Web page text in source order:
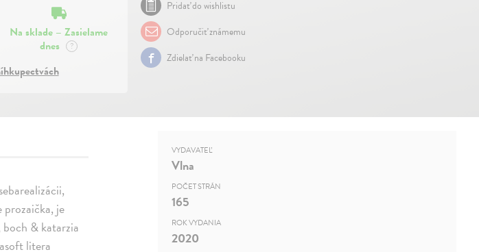
Na sklade – Zasielame
dnes
?
Pridať do wishlistu
Odporučiť známemu
Zdielať na Facebooku
prozaička, je
& katarzia
litera
VYDAVATEĽ
Vlna
POČET STRÁN
165
ROK VYDANIA
2020